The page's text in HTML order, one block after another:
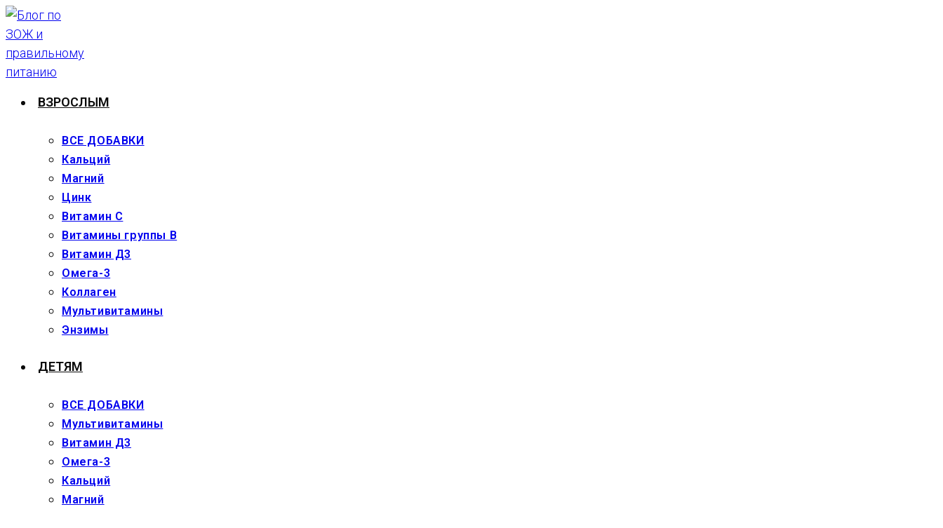
Перейти
к
содержимому
ВЗРОСЛЫМ
ВСЕ ДОБАВКИ
Кальций
Магний
Цинк
Витамин С
Витамины группы В
Витамин Д3
Омега-3
Коллаген
Мультивитамины
Энзимы
ДЕТЯМ
ВСЕ ДОБАВКИ
Мультивитамины
Витамин Д3
Омега-3
Кальций
Магний